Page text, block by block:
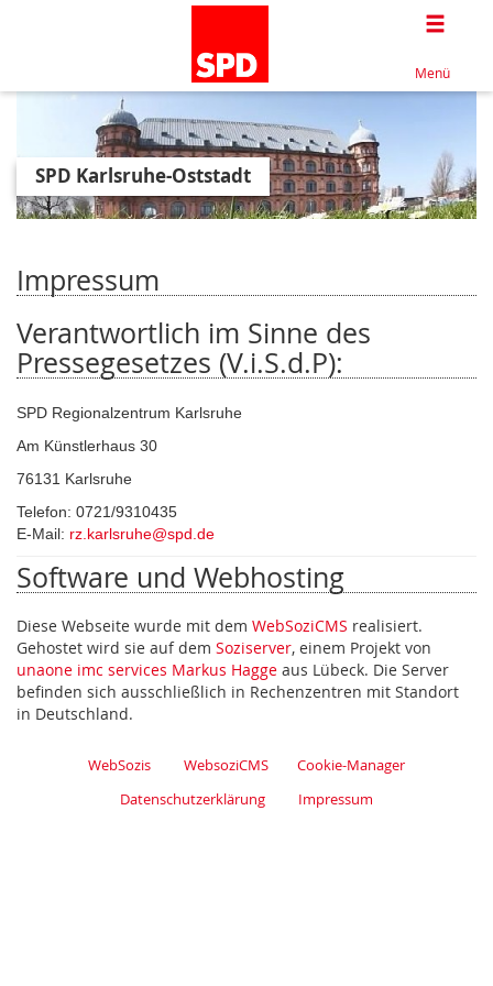
Menü
SPD Karlsruhe-Oststadt
Impressum
Verantwortlich im Sinne des
Pressegesetzes (V.i.S.d.P):
SPD Regionalzentrum Karlsruhe
Am Künstlerhaus 30
76131 Karlsruhe
Telefon: 0721/9310435
E-Mail: rz.karlsruhe@spd.de
Software und Webhosting
Diese Webseite wurde mit dem WebSoziCMS realisiert.
Gehostet wird sie auf dem Soziserver, einem Projekt von
unaone imc services Markus Hagge aus Lübeck. Die Server
befinden sich ausschließlich in Rechenzentren mit Standort
in Deutschland.
WebSozis WebsoziCMS
Cookie-Manager
Datenschutzerklärung
Impressum